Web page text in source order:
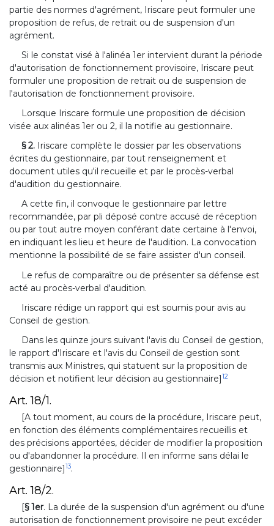
partie des normes d'agrément, Iriscare peut formuler une
proposition de refus, de retrait ou de suspension d'un
agrément.
Si le constat visé à l'alinéa 1er intervient durant la période
d'autorisation de fonctionnement provisoire, Iriscare peut
formuler une proposition de retrait ou de suspension de
l'autorisation de fonctionnement provisoire.
Lorsque Iriscare formule une proposition de décision
visée aux alinéas 1er ou 2, il la notifie au gestionnaire.
§ 2. Iriscare complète le dossier par les observations
écrites du gestionnaire, par tout renseignement et
document utiles qu'il recueille et par le procès-verbal
d'audition du gestionnaire.
A cette fin, il convoque le gestionnaire par lettre
recommandée, par pli déposé contre accusé de réception
ou par tout autre moyen conférant date certaine à l'envoi,
en indiquant les lieu et heure de l'audition. La convocation
mentionne la possibilité de se faire assister d'un conseil.
Le refus de comparaître ou de présenter sa défense est
acté au procès-verbal d'audition.
Iriscare rédige un rapport qui est soumis pour avis au
Conseil de gestion.
Dans les quinze jours suivant l'avis du Conseil de gestion,
le rapport d'Iriscare et l'avis du Conseil de gestion sont
transmis aux Ministres, qui statuent sur la proposition de
décision et notifient leur décision au gestionnaire]12
Art. 18/1.
[A tout moment, au cours de la procédure, Iriscare peut,
en fonction des éléments complémentaires recueillis et
des précisions apportées, décider de modifier la proposition
ou d'abandonner la procédure. Il en informe sans délai le
gestionnaire]13.
Art. 18/2.
[§ 1er. La durée de la suspension d'un agrément ou d'une
autorisation de fonctionnement provisoire ne peut excéder